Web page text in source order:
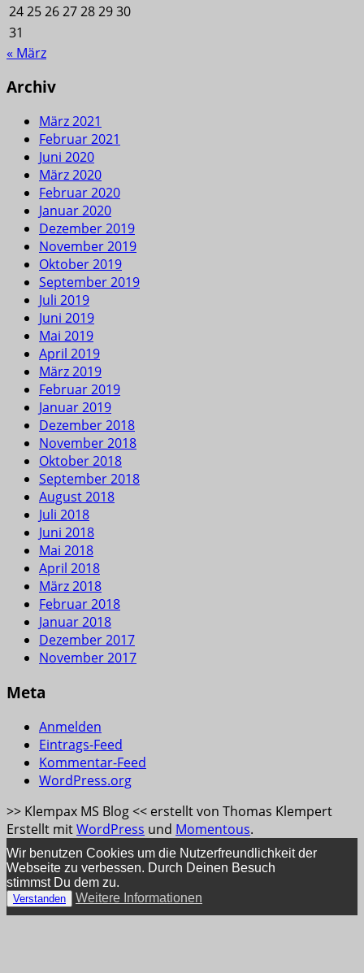
24252627282930
31
« März
Archiv
März 2021
Februar 2021
Juni 2020
März 2020
Februar 2020
Januar 2020
Dezember 2019
November 2019
Oktober 2019
September 2019
Juli 2019
Juni 2019
Mai 2019
April 2019
März 2019
Februar 2019
Januar 2019
Dezember 2018
November 2018
Oktober 2018
September 2018
August 2018
Juli 2018
Juni 2018
Mai 2018
April 2018
März 2018
Februar 2018
Januar 2018
Dezember 2017
November 2017
Meta
Anmelden
Eintrags-Feed
Kommentar-Feed
WordPress.org
>> Klempax MS Blog << erstellt von Thomas Klempert
Erstellt mitWordPress und Momentous.
Wir benutzen Cookies um die Nutzerfreundlichkeit der
Webseite zu verbessen. Durch Deinen Besuch
stimmst Du dem zu.
Verstanden Weitere Informationen